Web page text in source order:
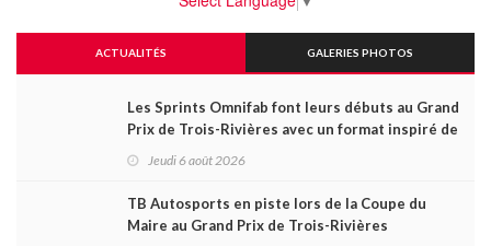
ACTUALITÉS GALERIES PHOTOS
Les Sprints Omnifab font leurs débuts au Grand
Prix de Trois-Rivières avec un format inspiré de
Jeudi 6 août 2026
TB Autosports en piste lors de la Coupe du
Maire au Grand Prix de Trois-Rivières